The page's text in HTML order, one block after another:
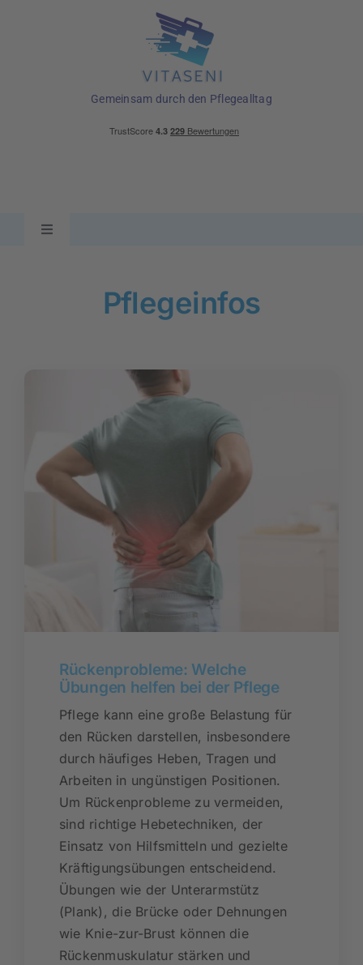
Gemeinsam durch den Pflegealltag
Toggle
Rundum versorgt
Pflegekurse
Über uns
Pflegeinfos
Rückenprobleme: Welche
Übungen helfen bei der Pflege
Pflege kann eine große Belastung für
den Rücken darstellen, insbesondere
durch häufiges Heben, Tragen und
Arbeiten in ungünstigen Positionen.
Um Rückenprobleme zu vermeiden,
sind richtige Hebetechniken, der
Einsatz von Hilfsmitteln und gezielte
Kräftigungsübungen entscheidend.
Übungen wie der Unterarmstütz
(Plank), die Brücke oder Dehnungen
wie Knie-zur-Brust können die
Rückenmuskulatur stärken und